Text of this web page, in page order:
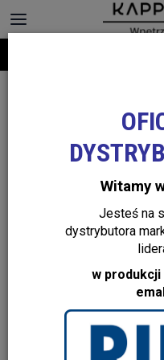
Witamy
Jesteś na
dystrybutora
w produkcji